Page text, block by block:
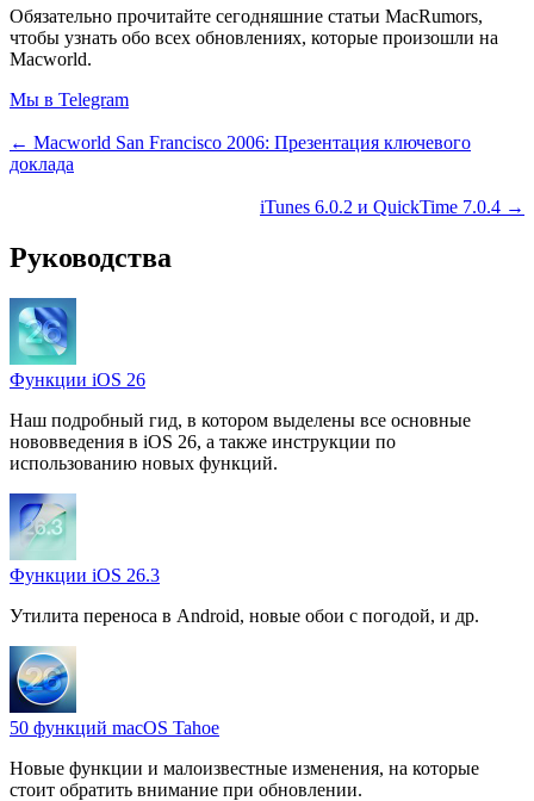
Обязательно прочитайте сегодняшние статьи MacRumors,
чтобы узнать обо всех обновлениях, которые произошли на
Macworld.
Мы в Telegram
← Macworld San Francisco 2006: Презентация ключевого
доклада
iTunes 6.0.2 и QuickTime 7.0.4 →
Руководства
Функции iOS 26
Наш подробный гид, в котором выделены все основные
нововведения в iOS 26, а также инструкции по
использованию новых функций.
Функции iOS 26.3
Утилита переноса в Android, новые обои с погодой, и др.
50 функций macOS Tahoe
Новые функции и малоизвестные изменения, на которые
стоит обратить внимание при обновлении.